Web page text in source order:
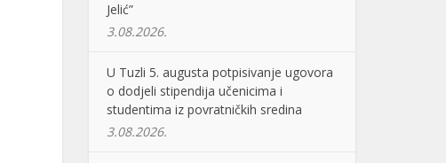
Jelić”
3.08.2026.
U Tuzli 5. augusta potpisivanje ugovora
o dodjeli stipendija učenicima i
studentima iz povratničkih sredina
3.08.2026.